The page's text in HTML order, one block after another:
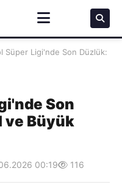
Süper Ligi'nde Son Düzlük:
Son
ve Büyük
00:19 116